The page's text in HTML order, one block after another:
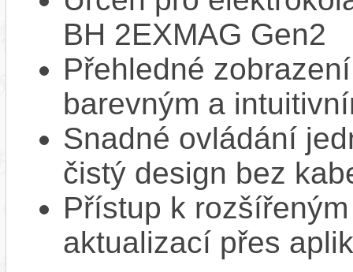
BH 2EXMAG Gen2
Přehledné
barevným a
Snadné ovládání
čistý design bez
Přístup k
aktualizací přes